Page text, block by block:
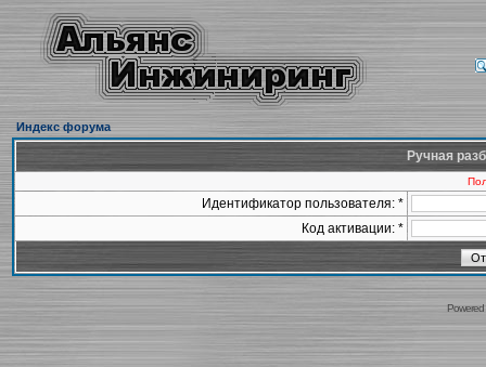
Индекс форума
Ручная
Идентификатор пользователя: *
Код активации: *